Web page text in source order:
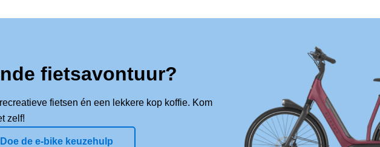
fietsavontuur?
fietsen én een lekkere kop koffie. Kom
zelf!
Doe de e-bike keuzehulp